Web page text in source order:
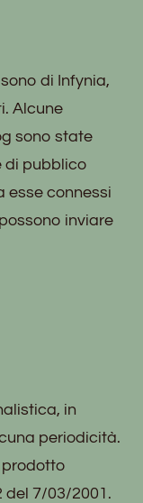
di Infynia,
Alcune
sono state
di pubblico
esse connessi
inviare
in
periodicità.
del 7/03/2001.